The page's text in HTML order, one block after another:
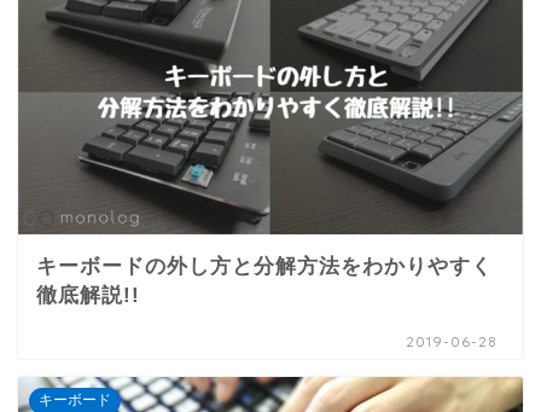
キーボードの外し方と分解方法をわかりやすく
徹底解説!!
2019-06-28
キーボード